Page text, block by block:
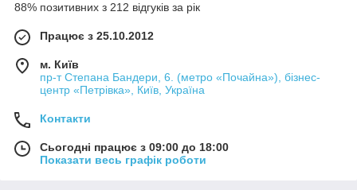
88% позитивних з 212 відгуків за рік
Працює з 25.10.2012
м. Київ
пр-т Степана Бандери, 6. (метро «Почайна»), бізнес-
центр «Петрівка», Київ, Україна
Контакти
Сьогодні працює з 09:00 до 18:00
Показати весь графік роботи